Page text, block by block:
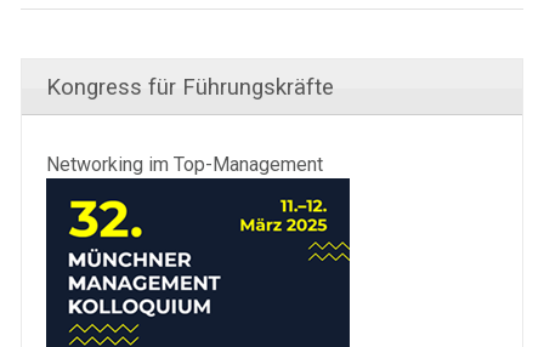
Kongress für Führungskräfte
Networking im Top-Management